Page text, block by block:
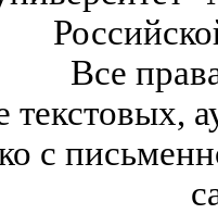
Все
текстовых,
с